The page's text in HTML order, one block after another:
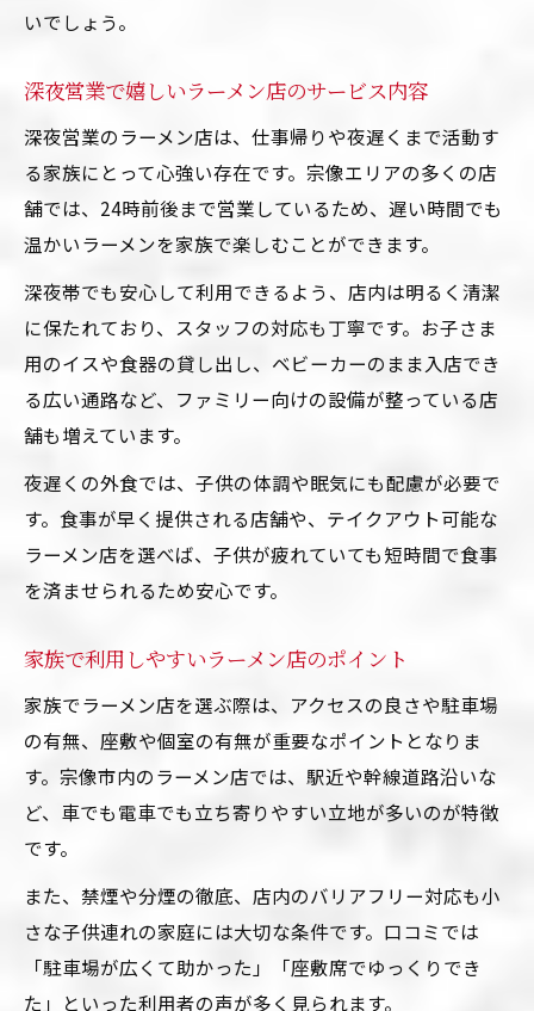
いでしょう。
深夜営業で嬉しいラーメン店のサービス内容
深夜営業のラーメン店は、仕事帰りや夜遅くまで活動す
る家族にとって心強い存在です。宗像エリアの多くの店
舗では、24時前後まで営業しているため、遅い時間でも
温かいラーメンを家族で楽しむことができます。
深夜帯でも安心して利用できるよう、店内は明るく清潔
に保たれており、スタッフの対応も丁寧です。お子さま
用のイスや食器の貸し出し、ベビーカーのまま入店でき
る広い通路など、ファミリー向けの設備が整っている店
舗も増えています。
夜遅くの外食では、子供の体調や眠気にも配慮が必要で
す。食事が早く提供される店舗や、テイクアウト可能な
ラーメン店を選べば、子供が疲れていても短時間で食事
を済ませられるため安心です。
家族で利用しやすいラーメン店のポイント
家族でラーメン店を選ぶ際は、アクセスの良さや駐車場
の有無、座敷や個室の有無が重要なポイントとなりま
す。宗像市内のラーメン店では、駅近や幹線道路沿いな
ど、車でも電車でも立ち寄りやすい立地が多いのが特徴
です。
また、禁煙や分煙の徹底、店内のバリアフリー対応も小
さな子供連れの家庭には大切な条件です。口コミでは
「駐車場が広くて助かった」「座敷席でゆっくりでき
た」といった利用者の声が多く見られます。